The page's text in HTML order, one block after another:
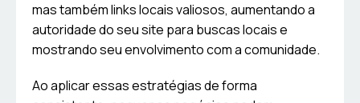
mas também links locais valiosos, aumentando a
autoridade do seu site para buscas locais e
mostrando seu envolvimento com a comunidade.
Ao aplicar essas estratégias de forma